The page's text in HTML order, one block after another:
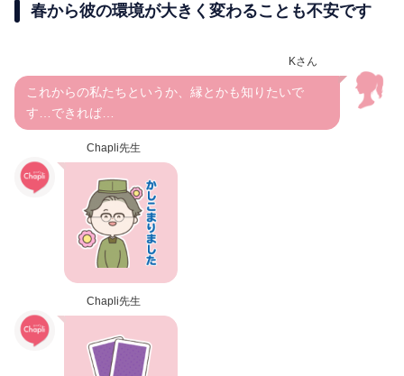
春から彼の環境が大きく変わることも不安です
Kさん
これからの私たちというか、縁とかも知りたいで
す…できれば…
Chapli先生
Chapli先生